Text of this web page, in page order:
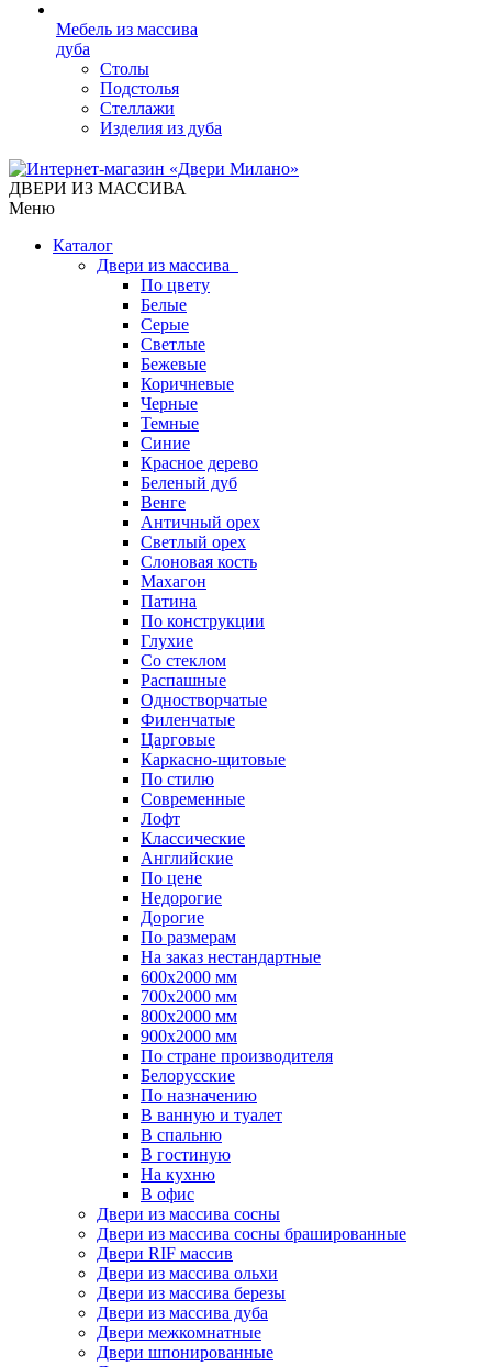
Мебель из массива
дуба
Столы
Подстолья
Стеллажи
Изделия из дуба
ДВЕРИ ИЗ МАССИВА
Меню
Каталог
Двери из массива
По цвету
Белые
Серые
Светлые
Бежевые
Коричневые
Черные
Темные
Синие
Красное дерево
Беленый дуб
Венге
Античный орех
Светлый орех
Слоновая кость
Махагон
Патина
По конструкции
Глухие
Со стеклом
Распашные
Одностворчатые
Филенчатые
Царговые
Каркасно-щитовые
По стилю
Современные
Лофт
Классические
Английские
По цене
Недорогие
Дорогие
По размерам
На заказ нестандартные
600х2000 мм
700х2000 мм
800х2000 мм
900х2000 мм
По стране производителя
Белорусские
По назначению
В ванную и туалет
В спальню
В гостиную
На кухню
В офис
Двери из массива сосны
Двери из массива сосны брашированные
Двери RIF массив
Двери из массива ольхи
Двери из массива березы
Двери из массива дуба
Двери межкомнатные
Двери шпонированные